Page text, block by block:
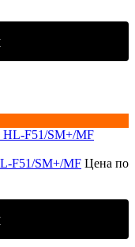
F51/SM+/MF Цена по